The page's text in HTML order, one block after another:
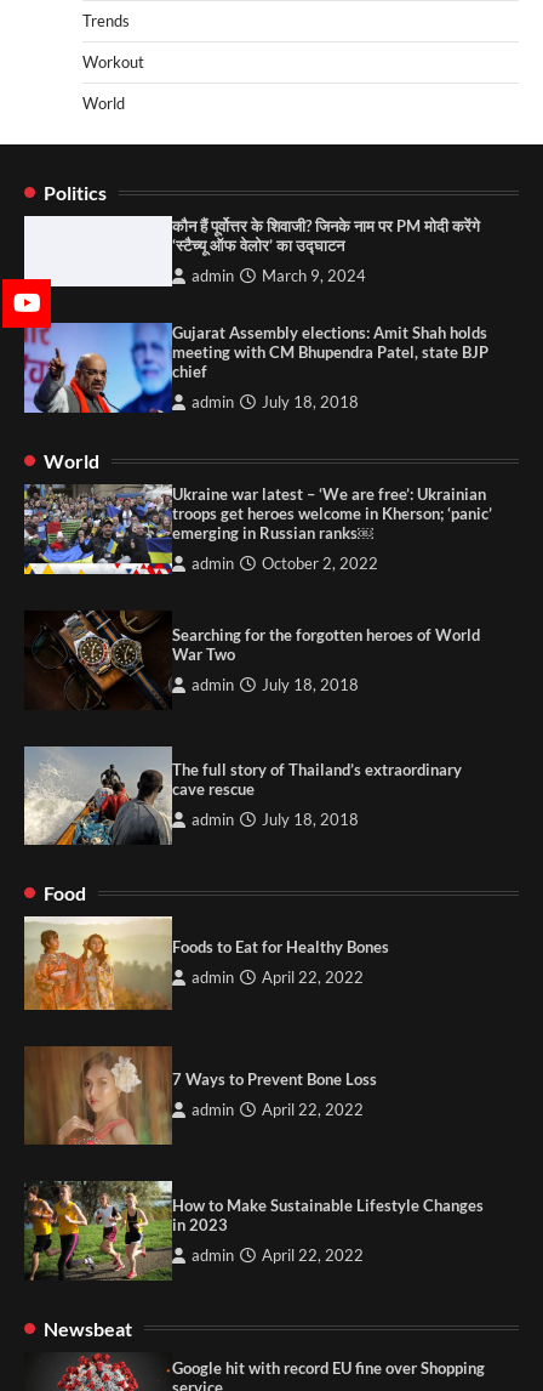
Trends
Workout
World
Politics
कौन हैं पूर्वोत्तर के शिवाजी? जिनके नाम पर PM मोदी करेंगे
‘स्टैच्यू ऑफ वेलोर’ का उद्घाटन
admin March 9, 2024
Gujarat Assembly elections: Amit Shah holds
meeting with CM Bhupendra Patel, state BJP
chief
admin July 18, 2018
World
Ukraine war latest – ‘We are free’: Ukrainian
troops get heroes welcome in Kherson; ‘panic’
emerging in Russian ranks￼
admin October 2, 2022
Searching for the forgotten heroes of World
War Two
admin July 18, 2018
The full story of Thailand’s extraordinary
cave rescue
admin July 18, 2018
Food
Foods to Eat for Healthy Bones
admin April 22, 2022
7 Ways to Prevent Bone Loss
admin April 22, 2022
How to Make Sustainable Lifestyle Changes
in 2023
admin April 22, 2022
Newsbeat
Google hit with record EU fine over Shopping